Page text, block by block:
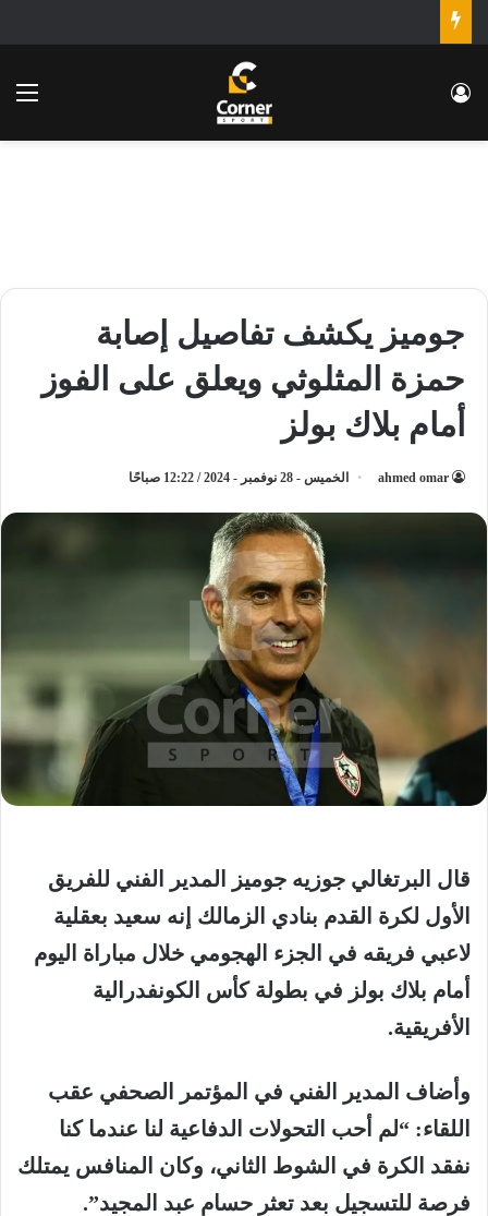
تسجيل الدخول
جوميز يكشف تفاصيل إصابة
حمزة المثلوثي ويعلق على الفوز
أمام بلاك بولز
ahmed omar الخميس - 28 نوفمبر - 2024 / 12:22 صباحًا
قال البرتغالي جوزيه جوميز المدير الفني للفريق
الأول لكرة القدم بنادي الزمالك إنه سعيد بعقلية
لاعبي فريقه في الجزء الهجومي خلال مباراة اليوم
أمام بلاك بولز في بطولة كأس الكونفدرالية
الأفريقية.
وأضاف المدير الفني في المؤتمر الصحفي عقب
اللقاء: “لم أحب التحولات الدفاعية لنا عندما كنا
نفقد الكرة في الشوط الثاني، وكان المنافس يمتلك
فرصة للتسجيل بعد تعثر حسام عبد المجيد”.